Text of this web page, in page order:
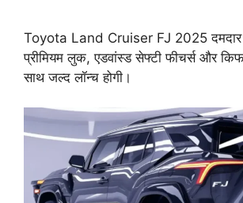
Toyota Land Cruiser FJ 2025 दमदार
प्रीमियम लुक, एडवांस्ड सेफ्टी फीचर्स और
साथ जल्द लॉन्च होगी।